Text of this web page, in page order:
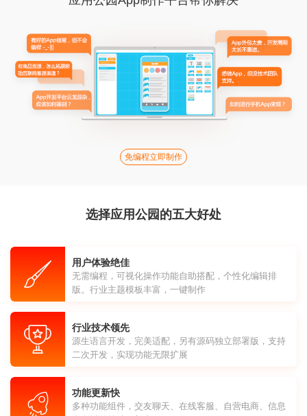
免编程立即制作
选择应用公园的五大好处
用户体验绝佳
无需编程，可视化操作功能自助搭配，个性化编辑排
版。行业主题模板丰富，一键制作
行业技术领先
源生语言开发，完美适配，另有源码独立部署版，支持
二次开发，实现功能无限扩展
功能更新快
多种功能组件，交友聊天、在线客服、自营电商、信息